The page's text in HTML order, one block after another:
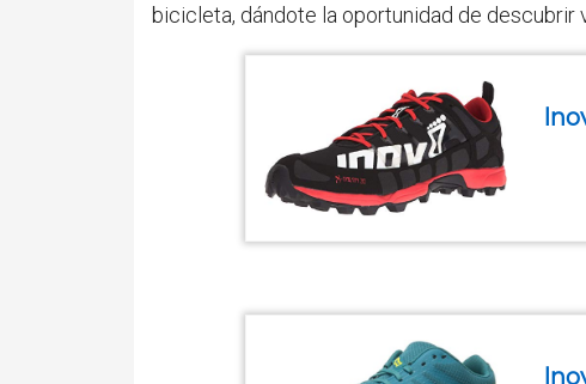
bicicleta, dándote la oportunidad de descubrir